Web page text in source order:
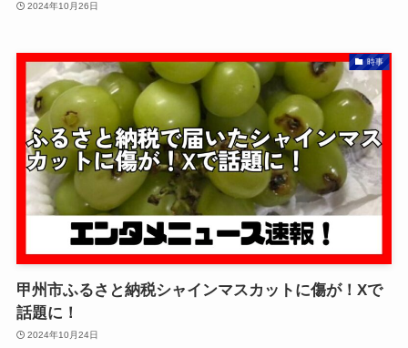
2024年10月26日
時事
甲州市ふるさと納税シャインマスカットに傷が！Xで
話題に！
2024年10月24日